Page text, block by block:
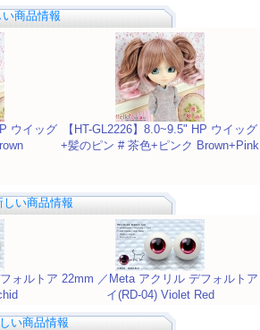
商品情報
ウイッグ
【HT-GL2226】8.0~9.5" HP ウイッグ
+髪のピン # 茶色+ピンク Brown+Pink
しい商品情報
ォルトア 22mm ／Meta アクリル デフォルトア
イ(RD-04) Violet Red
い商品情報